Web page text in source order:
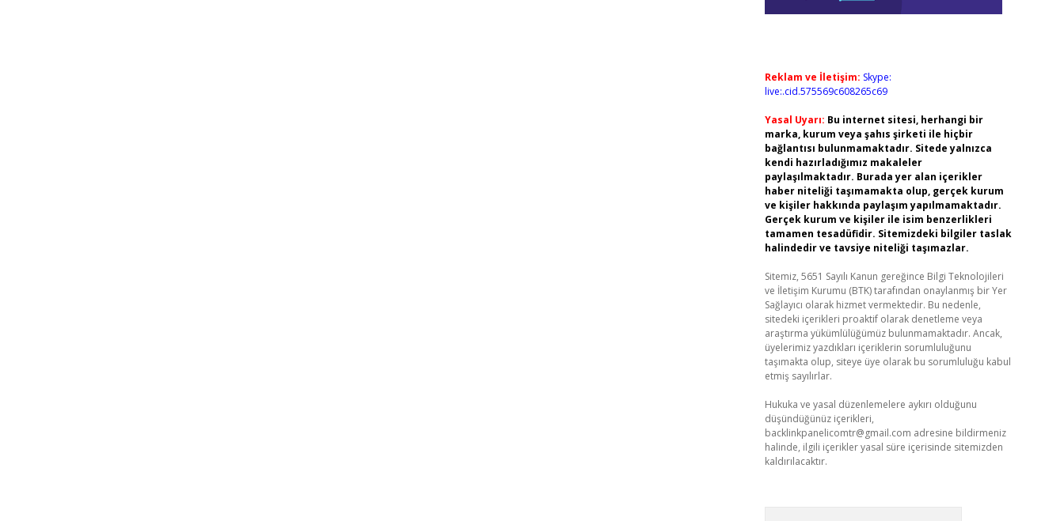
Reklam ve İletişim: Skype:
live:.cid.575569c608265c69
Yasal Uyarı: Bu internet sitesi, herhangi bir
marka, kurum veya şahıs şirketi ile hiçbir
bağlantısı bulunmamaktadır. Sitede yalnızca
kendi hazırladığımız makaleler
paylaşılmaktadır. Burada yer alan içerikler
haber niteliği taşımamakta olup, gerçek kurum
ve kişiler hakkında paylaşım yapılmamaktadır.
Gerçek kurum ve kişiler ile isim benzerlikleri
tamamen tesadüfidir. Sitemizdeki bilgiler taslak
halindedir ve tavsiye niteliği taşımazlar.
Sitemiz, 5651 Sayılı Kanun gereğince Bilgi Teknolojileri
ve İletişim Kurumu (BTK) tarafından onaylanmış bir Yer
Sağlayıcı olarak hizmet vermektedir. Bu nedenle,
sitedeki içerikleri proaktif olarak denetleme veya
araştırma yükümlülüğümüz bulunmamaktadır. Ancak,
üyelerimiz yazdıkları içeriklerin sorumluluğunu
taşımakta olup, siteye üye olarak bu sorumluluğu kabul
etmiş sayılırlar.
Hukuka ve yasal düzenlemelere aykırı olduğunu
düşündüğünüz içerikleri,
backlinkpanelicomtr@gmail.com adresine bildirmeniz
halinde, ilgili içerikler yasal süre içerisinde sitemizden
kaldırılacaktır.